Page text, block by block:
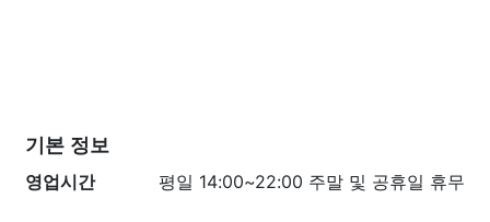
기본 정보
영업시간
평일 14:00~22:00 주말 및 공휴일 휴무